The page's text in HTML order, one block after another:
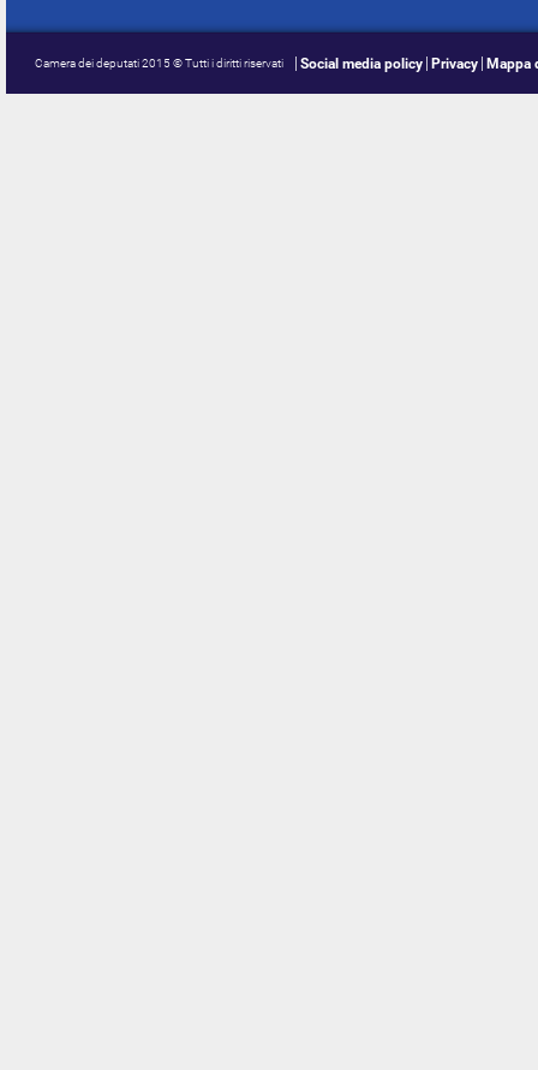
Camera dei deputati 2015 © Tutti i diritti riservati Social media policy Privacy Mappa